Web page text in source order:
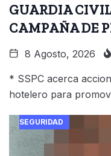
GUARDIA
CAMPAÑA DE
8 Agosto, 2026
* SSPC acerca
hotelero para
SEGURIDAD